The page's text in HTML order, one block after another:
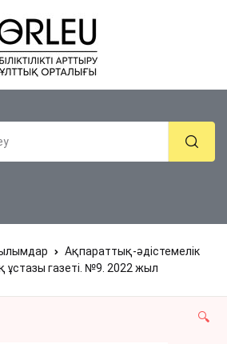
Ақпараттық-әдістемелік
ұстазы газеті. №9. 2022 жыл
🔍